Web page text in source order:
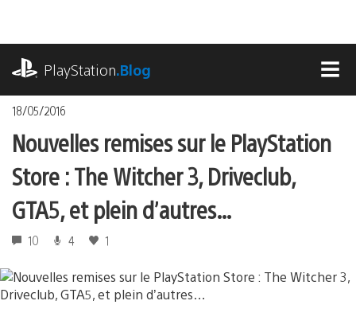
contenu
PlayStation.Blog
18/05/2016
Nouvelles remises sur le PlayStation
Store : The Witcher 3, Driveclub,
GTA5, et plein d’autres…
10 4 1